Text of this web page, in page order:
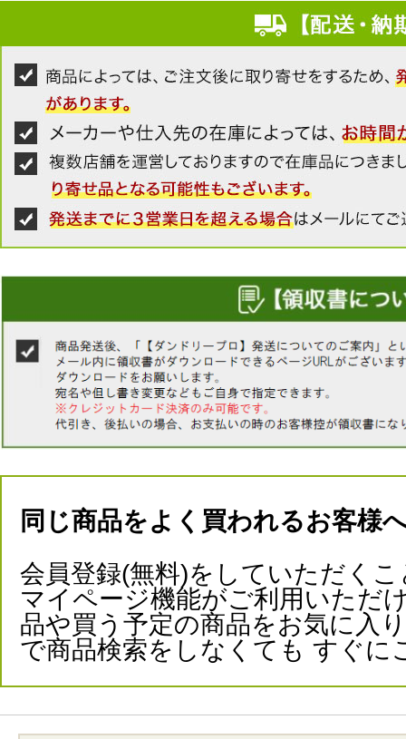
同じ商品をよく買われるお客様
会員登録(無料)をしていただくこ
マイページ機能がご利用いただ
品や買う予定の商品をお気に入
で商品検索をしなくても すぐに